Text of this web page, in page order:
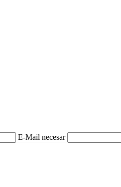
E-Mail necesar